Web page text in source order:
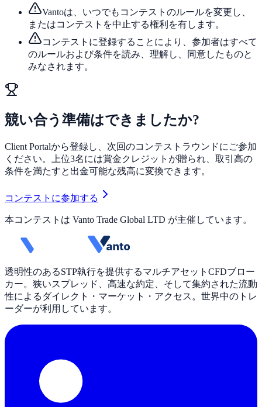
Vantoは、いつでもコンテストのルールを変更し、
またはコンテストを中止する権利を有します。
コンテストに登録することにより、参加者はすべて
のルールおよび条件を読み、理解し、同意したものと
みなされます。
競い合う準備はできましたか?
Client Portalから登録し、次回のコンテストラウンドにご参加
ください。上位3名には賞金クレジットが贈られ、取引高の
条件を満たすと出金可能な残高に変換できます。
コンテストに参加する
本コンテストは Vanto Trade Global LTD が主催しています。
透明性のあるSTP執行を提供するマルチアセットCFDブロー
カー。狭いスプレッド、高速な約定、そして集約された流動
性によるダイレクト・マーケット・アクセス。世界中のトレ
ーダーが利用しています。